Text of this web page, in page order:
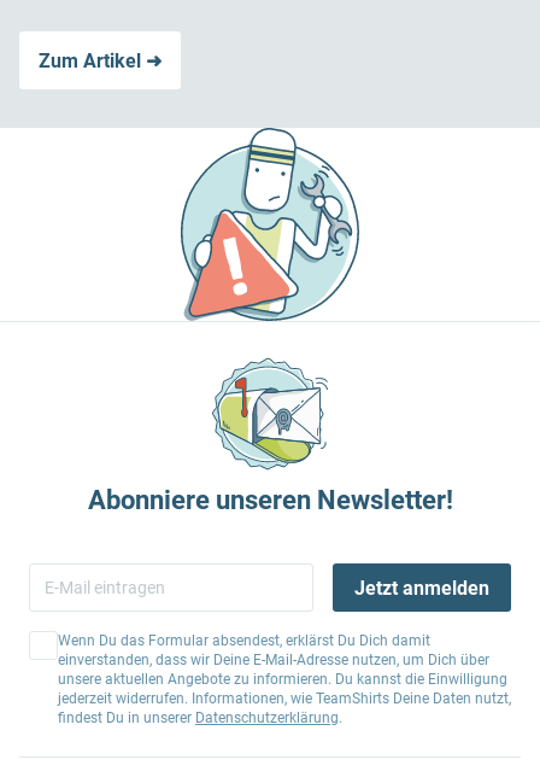
Zum Artikel ➜
Abonniere unseren Newsletter!
Jetzt anmelden
Wenn Du das Formular absendest, erklärst Du Dich damit
einverstanden, dass wir Deine E-Mail-Adresse nutzen, um Dich über
unsere aktuellen Angebote zu informieren. Du kannst die Einwilligung
jederzeit widerrufen. Informationen, wie TeamShirts Deine Daten nutzt,
findest Du in unserer Datenschutzerklärung.